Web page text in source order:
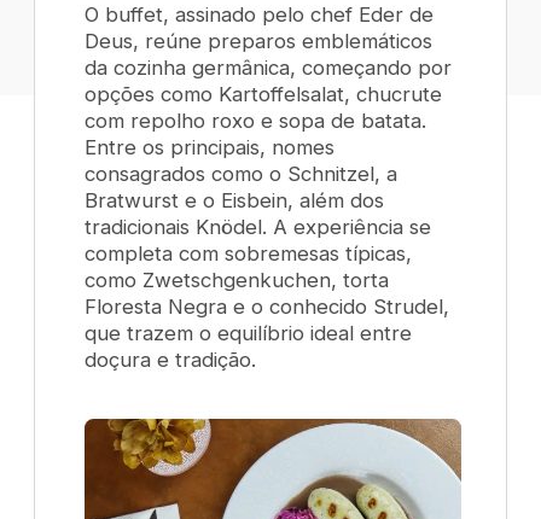
O buffet, assinado pelochef Eder de
Deus, reúne preparos emblemáticos
da cozinha germânica, começando por
opções como Kartoffelsalat, chucrute
com repolho roxo e sopa de batata.
Entre os principais, nomes
consagrados como o Schnitzel, a
Bratwurst e o Eisbein, além dos
tradicionais Knödel. A experiência se
completa com sobremesas típicas,
como Zwetschgenkuchen, torta
Floresta Negra e o conhecido Strudel,
que trazem o equilíbrio ideal entre
doçura e tradição.